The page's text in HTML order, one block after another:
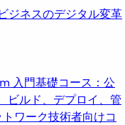
ジネスのデジタル変革
入門基礎コース：公
ビルド、デプロイ、管
ワーク技術者向けコ